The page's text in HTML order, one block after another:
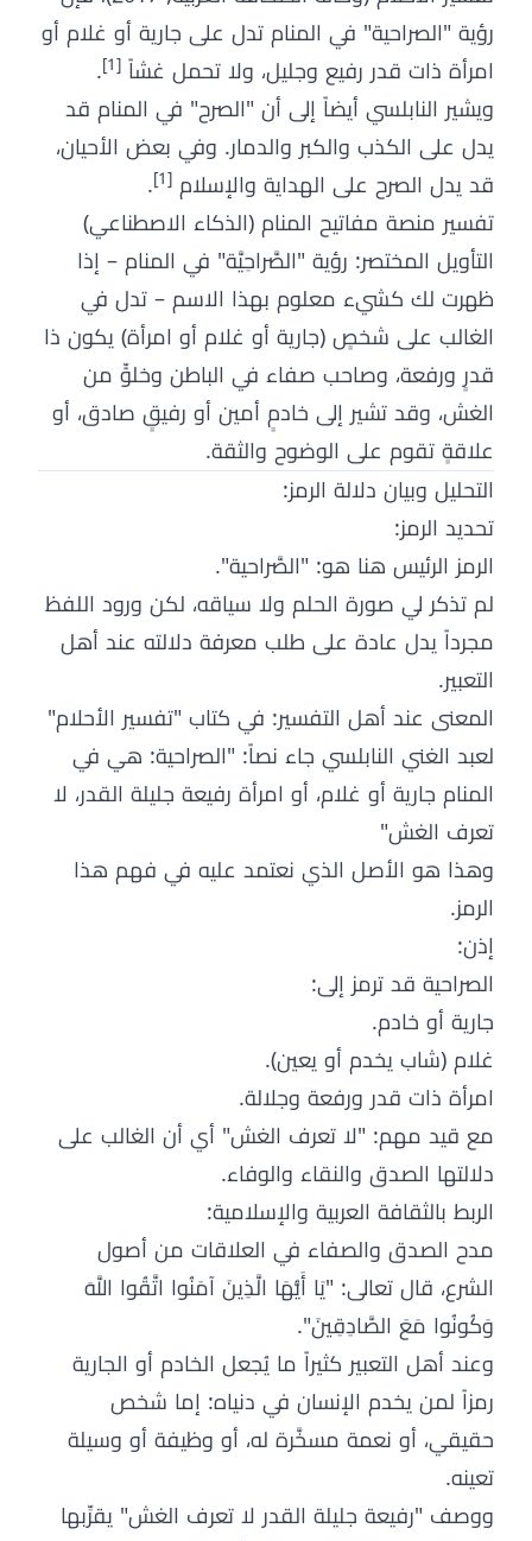
رؤية "الصراحية" في المنام تدل على جارية أو غلام أو
امرأة ذات قدر رفيع وجليل، ولا تحمل غشاً [1]
.
ويشير النابلسي أيضاً إلى أن "الصرح" في المنام قد
يدل على الكذب والكبر والدمار. وفي بعض الأحيان،
قد يدل الصرح على الهداية والإسلام [1]
.
تفسير منصة مفاتيح المنام (الذكاء الاصطناعي)
التأويل المختصر: رؤية "الصَّراحِيَّة" في المنام – إذا
ظهرت لك كشيء معلوم بهذا الاسم – تدل في
الغالب على شخصٍ (جارية أو غلام أو امرأة) يكون ذا
قدرٍ ورفعة، وصاحب صفاء في الباطن وخلوٍّ من
الغش، وقد تشير إلى خادمٍ أمين أو رفيقٍ صادق، أو
علاقةٍ تقوم على الوضوح والثقة.
التحليل وبيان دلالة الرمز:
تحديد الرمز:
الرمز الرئيس هنا هو: "الصَّراحية".
لم تذكر لي صورة الحلم ولا سياقه، لكن ورود اللفظ
مجرداً يدل عادة على طلب معرفة دلالته عند أهل
التعبير.
المعنى عند أهل التفسير: في كتاب "تفسير الأحلام"
لعبد الغني النابلسي جاء نصاً: "الصراحية: هي في
المنام جارية أو غلام، أو امرأة رفيعة جليلة القدر، لا
تعرف الغش"
وهذا هو الأصل الذي نعتمد عليه في فهم هذا
الرمز.
إذن:
الصراحية قد ترمز إلى:
جارية أو خادم.
غلام (شاب يخدم أو يعين).
امرأة ذات قدر ورفعة وجلالة.
مع قيد مهم: "لا تعرف الغش" أي أن الغالب على
دلالتها الصدق والنقاء والوفاء.
الربط بالثقافة العربية والإسلامية:
مدح الصدق والصفاء في العلاقات من أصول
الشرع، قال تعالى: "يَا أَيُّهَا الَّذِينَ آمَنُوا اتَّقُوا اللَّهَ
وَكُونُوا مَعَ الصَّادِقِينَ".
وعند أهل التعبير كثيراً ما يُجعل الخادم أو الجارية
رمزاً لمن يخدم الإنسان في دنياه: إما شخص
حقيقي، أو نعمة مسخَّرة له، أو وظيفة أو وسيلة
تعينه.
ووصف "رفيعة جليلة القدر لا تعرف الغش" يقرِّبها